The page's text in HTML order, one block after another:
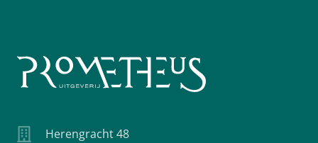
Herengracht 48